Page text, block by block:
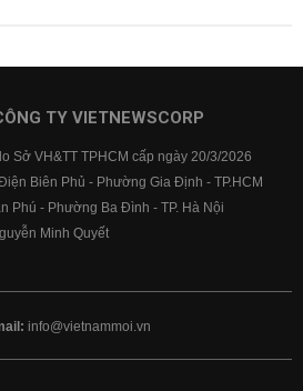
TY VIETNEWSCORP
Sở VH&TT TPHCM cấp ngày 20/3/2026
Biên Phủ - Phường Gia Định - TP.HCM
Phú - Phường Ba Đình - TP. Hà Nội
Minh Quyết
info@vietnammoi.vn